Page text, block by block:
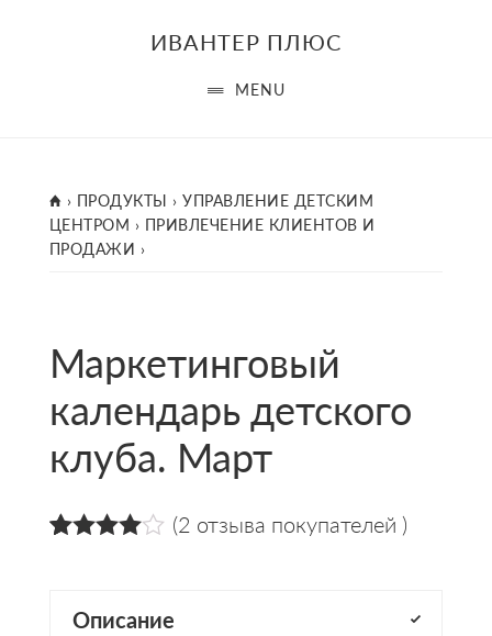
ИВАНТЕР ПЛЮС
MENU
ГЛАВНАЯ
› ПРОДУКТЫ ›УПРАВЛЕНИЕ ДЕТСКИМ
ЦЕНТРОМ › ПРИВЛЕЧЕНИЕ КЛИЕНТОВ И
ПРОДАЖИ ›
Маркетинговый
календарь детского
клуба. Март
пользователей
(2 отзыва покупателей )
Описание